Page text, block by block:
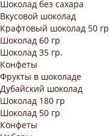
Шоколад без сахара
Вкусовой шоколад
Крафтовый шоколад 50 гр
Шоколад 60 гр
Шоколад 35 гр.
Конфеты
Фрукты в шоколаде
Дубайский шоколад
Шоколад 180 гр
Шоколад 50 гр
Конфеты